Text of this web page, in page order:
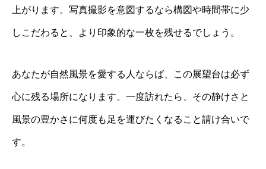
上がります。写真撮影を意図するなら構図や時間帯に少
しこだわると、より印象的な一枚を残せるでしょう。
あなたが自然風景を愛する人ならば、この展望台は必ず
心に残る場所になります。一度訪れたら、その静けさと
風景の豊かさに何度も足を運びたくなること請け合いで
す。